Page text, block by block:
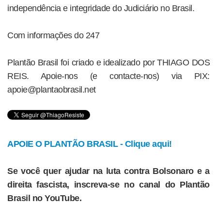
independência e integridade do Judiciário no Brasil.
Com informações do 247
Plantão Brasil foi criado e idealizado por THIAGO DOS
REIS. Apoie-nos (e contacte-nos) via PIX:
apoie@plantaobrasil.net
APOIE O PLANTÃO BRASIL - Clique aqui!
Se você quer ajudar na luta contra Bolsonaro e a
direita fascista, inscreva-se no canal do Plantão
Brasil no YouTube.